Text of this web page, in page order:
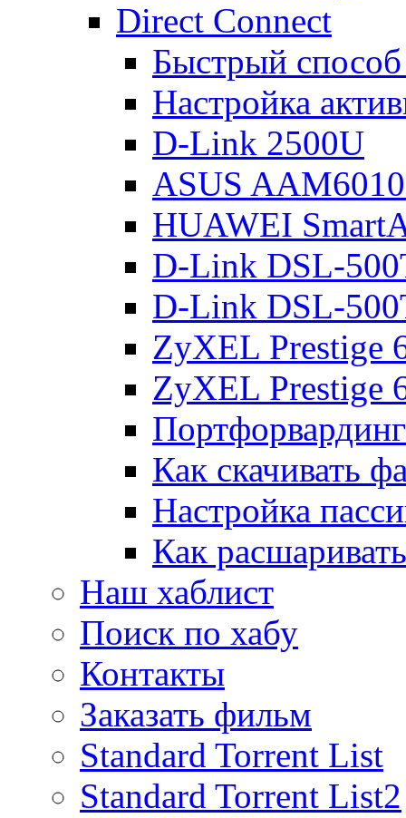
Direct Connect
Быстрый
Настройка
D-Link 2500U
ASUS
HUAWEI
D-Link DSL-
D-Link DSL-
ZyXEL Prestige
ZyXEL Prestige
Портфорвардинг
Как скачивать
Настройка
Как
Наш хаблист
Поиск по хабу
Контакты
Заказать фильм
Standard Torrent List
Standard Torrent List2